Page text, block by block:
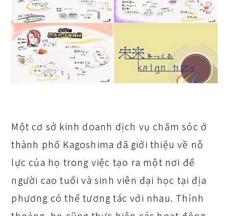
Một cơ sở kinh doanh dịch vụ chăm sóc ở
thành phố Kagoshima đã giới thiệu về nỗ
lực của họ trong việc tạo ra một nơi để
người cao tuổi và sinh viên đại học tại địa
phương có thể tương tác với nhau. Thỉnh